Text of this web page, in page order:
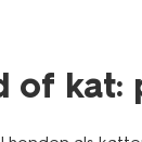
of kat: